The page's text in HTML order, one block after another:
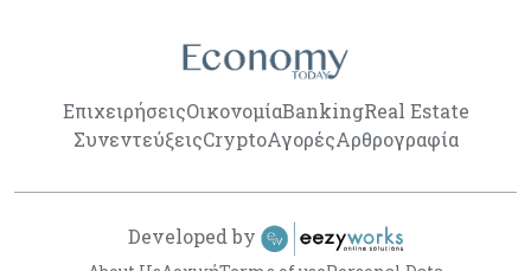
ΕπιχειρήσειςΟικονομίαBankingReal Estate
ΣυνεντεύξειςCryptoΑγορέςΑρθρογραφία
Developed by